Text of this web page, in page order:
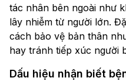
tác nhân bên ngoài như
lây nhiễm từ người lớn.
cách bảo vệ bản thân
hay tránh tiếp xúc người
Dấu hiệu nhận biết